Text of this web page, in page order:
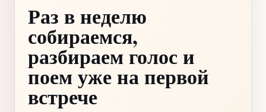
Раз в неделю
собираемся,
разбираем голос и
поем уже на первой
встрече